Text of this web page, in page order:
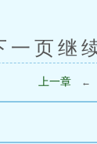
页继续
上一章 ←